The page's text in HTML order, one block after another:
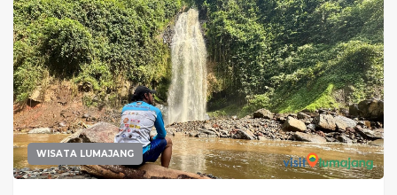
WISATA LUMAJANG